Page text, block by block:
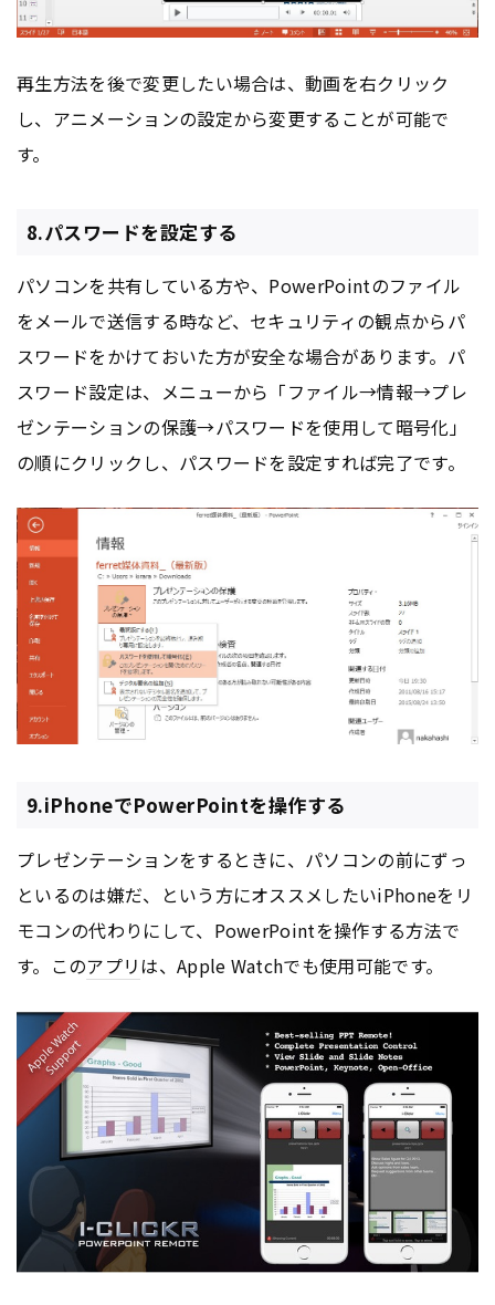
再生方法を後で変更したい場合は、動画を右クリック
し、アニメーションの設定から変更することが可能で
す。
8.パスワードを設定する
パソコンを共有している方や、PowerPointのファイル
をメールで送信する時など、セキュリティの観点からパ
スワードをかけておいた方が安全な場合があります。パ
スワード設定は、メニューから「ファイル→情報→プレ
ゼンテーションの保護→パスワードを使用して暗号化」
の順にクリックし、パスワードを設定すれば完了です。
9.iPhoneでPowerPointを操作する
プレゼンテーションをするときに、パソコンの前にずっ
といるのは嫌だ、という方にオススメしたいiPhoneをリ
モコンの代わりにして、PowerPointを操作する方法で
す。このアプリは、Apple Watchでも使用可能です。